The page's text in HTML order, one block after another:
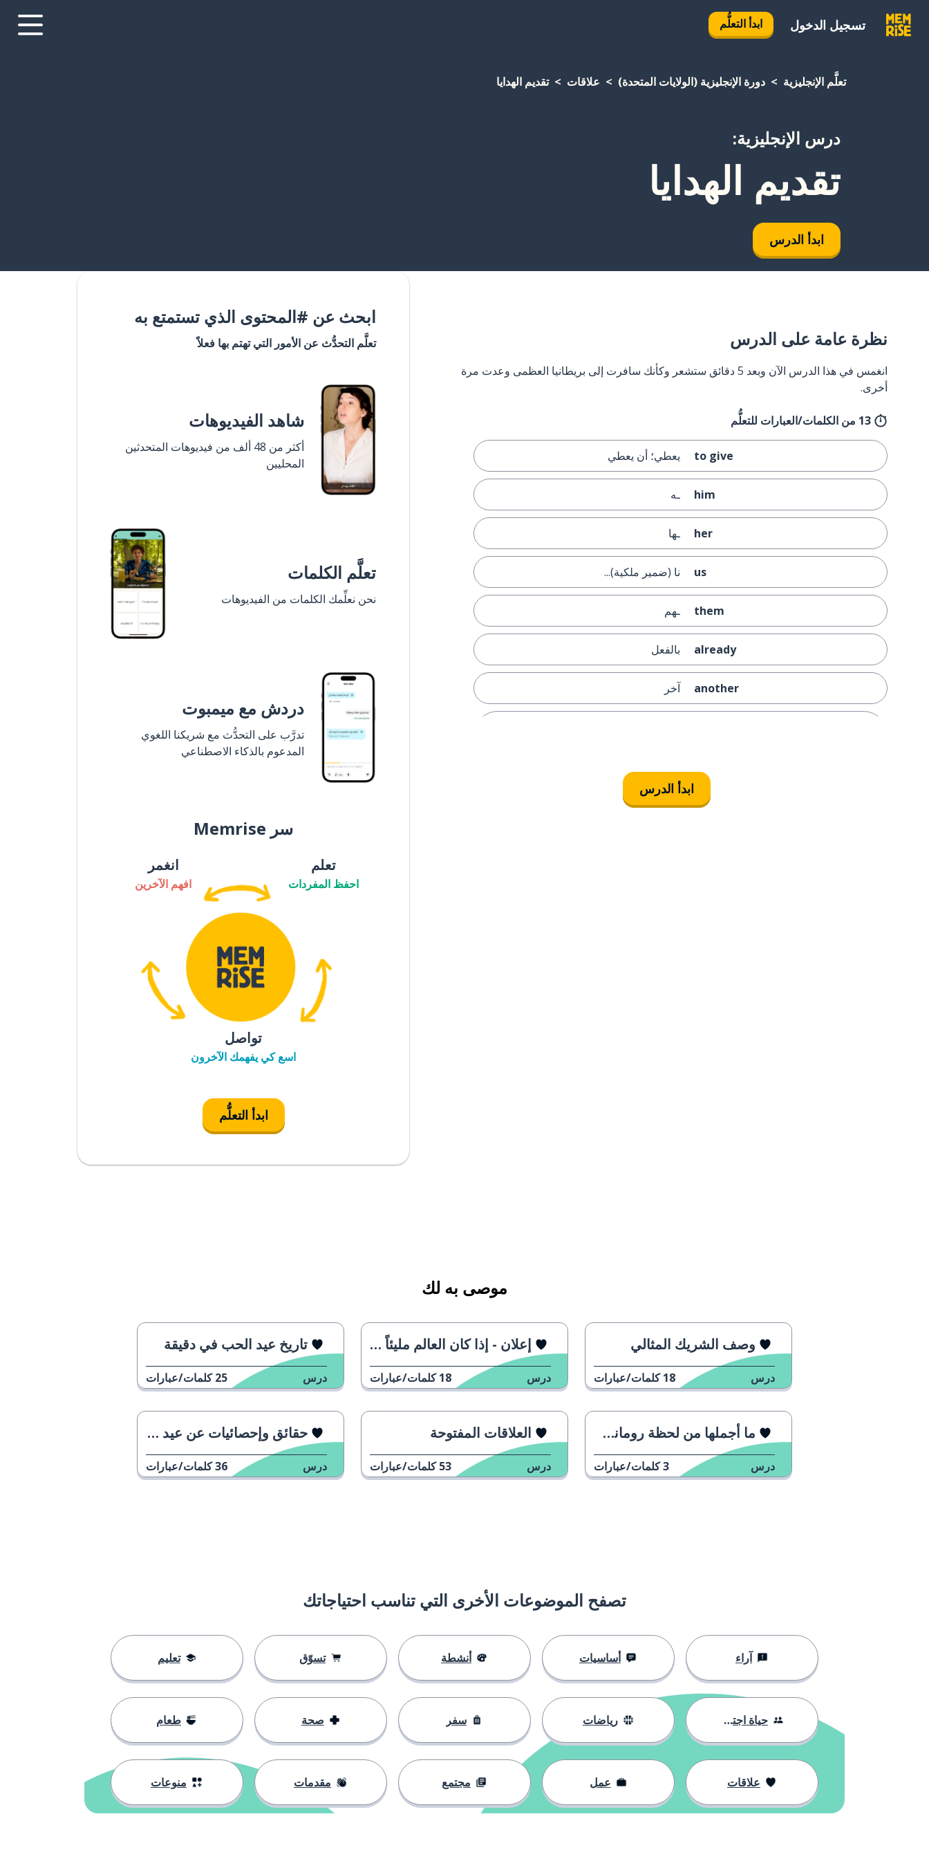
تسجيل الدخول ابدأ التعلُّم
تعلَّم الإنجليزية دورة الإنجليزية (الولايات المتحدة) علاقات تقديم الهدايا
درس الإنجليزية:
تقديم الهدايا
ابدأ الدرس
نظرة عامة على الدرس
انغمس في هذا الدرس الآن وبعد 5 دقائق ستشعر وكأنك سافرت إلى بريطانيا العظمى وعدت مرة
أخرى.
13 من الكلمات/العبارات للتعلُّم
to give يعطي؛ أن يعطي
him ـه
her ـها
us نا (ضمير ملكية)...
them ـهم
already بالفعل
another آخر
give me a hug اعطني حضن
ابدأ الدرس
ابحث عن #المحتوى الذي تستمتع به
تعلَّم التحدُّث عن الأمور التي تهتم بها فعلاً
شاهد الفيديوهات
أكثر من 48 ألف من فيديوهات المتحدثين
المحليين
تعلَّم الكلمات
نحن نعلِّمك الكلمات من الفيديوهات
دردش مع ميمبوت
تدرَّب على التحدُّث مع شريكنا اللغوي
المدعوم بالذكاء الاصطناعي
سر Memrise
تعلم
احفظ المفردات
انغمر
افهم الآخرين
تواصل
اسع كي يفهمك الآخرون
ابدأ التعلُّم
موصى به لك
وصف الشريك المثالي
درس 18 كلمات/عبارات
إعلان - إذا كان العالم مليئاً بالأمهات
درس 18 كلمات/عبارات
تاريخ عيد الحب في دقيقة
درس 25 كلمات/عبارات
ما أجملها من لحظة رومانسية!
درس 3كلمات/عبارات
العلاقات المفتوحة
درس 53 كلمات/عبارات
حقائق وإحصائيات عن عيد الحب
درس 36كلمات/عبارات
تصفح الموضوعات الأخرى التي تناسب احتياجاتك
آراء أساسيات أنشطة تسوّق تعليم
حياة اجتماعية رياضات سفر صحة طعام
علاقات عمل مجتمع مقدمات منوعات